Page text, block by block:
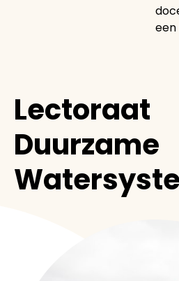
een
Lectoraat
Duurzame